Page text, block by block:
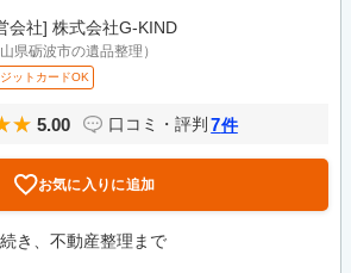
会社] 株式会社G-KIND
山県砺波市の遺品整理）
ットカードOK
5.00 口コミ・評判 7件
お気に入りに追加
き、不動産整理まで